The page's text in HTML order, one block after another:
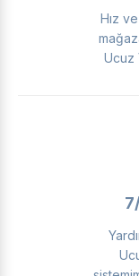
Hız
Ucuz